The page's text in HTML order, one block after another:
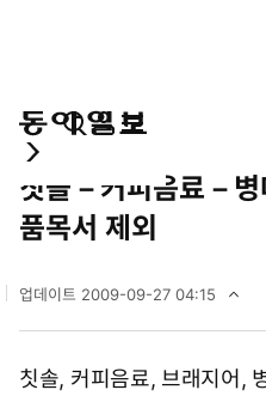
통
검
색
마
페
이
지
전
메
뉴
펼
기
경제
칫솔－커피음료－
품목서 제외
업데이트 2009-09-27 04:15
9
칫솔, 커피음료, 브래지어,